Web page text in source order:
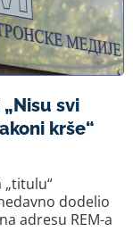
svi
krše“
„titulu“
dodelio
adresu REM-a